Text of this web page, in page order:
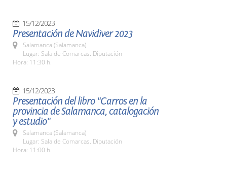
15/12/2023
Presentación de Navidiver 2023
Salamanca (Salamanca)
Lugar: Sala de Comarcas. Diputación
Hora: 11:30 h.
15/12/2023
Presentación del libro "Carros en la
provincia de Salamanca, catalogación
y estudio"
Salamanca (Salamanca)
Lugar: Sala de Comarcas. Diputación
Hora: 11:00 h.